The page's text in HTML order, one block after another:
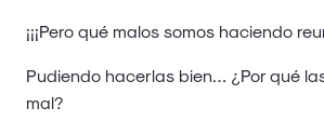
¡¡¡Pero qué malos somos haciendo
Pudiendo hacerlas bien… ¿Por qué
mal?